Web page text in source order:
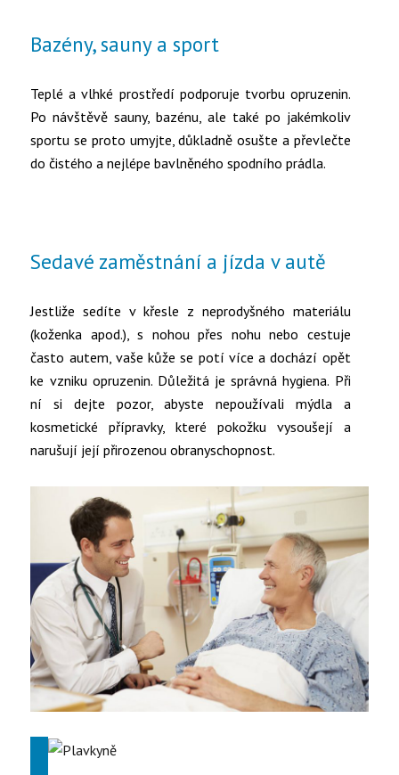
Bazény, sauny a sport
Teplé a vlhké prostředí podporuje tvorbu opruzenin.
Po návštěvě sauny, bazénu, ale také po jakémkoliv
sportu se proto umyjte, důkladně osušte a převlečte
do čistého a nejlépe bavlněného spodního prádla.
Sedavé zaměstnání a jízda v autě
Jestliže sedíte v křesle z neprodyšného materiálu
(koženka apod.), s nohou přes nohu nebo cestuje
často autem, vaše kůže se potí více a dochází opět
ke vzniku opruzenin. Důležitá je správná hygiena. Při
ní si dejte pozor, abyste nepoužívali mýdla a
kosmetické přípravky, které pokožku vysoušejí a
narušují její přirozenou obranyschopnost.